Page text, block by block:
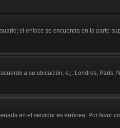
el enlace se encuentra en la parte
a su ubicación, e.j. Londres, París,
en el servidor es errónea. Por favor